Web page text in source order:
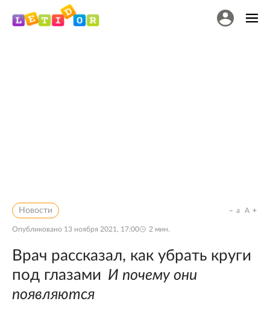
Новости
Опубликовано 13 ноября 2021, 17:00 2 мин.
a A
Врач рассказал, как убрать круги
под глазами И почему они
появляются